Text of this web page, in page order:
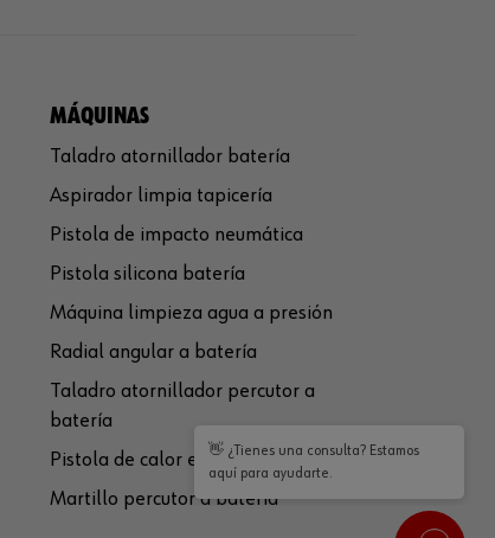
MÁQUINAS
Taladro atornillador batería
Aspirador limpia tapicería
Pistola de impacto neumática
Pistola silicona batería
Máquina limpieza agua a presión
Radial angular a batería
Taladro atornillador percutor a
batería
Pistola de calor eléctrica
Martillo percutor a batería
👋 ¿Tienes una consulta? Estamos
aquí para ayudarte.